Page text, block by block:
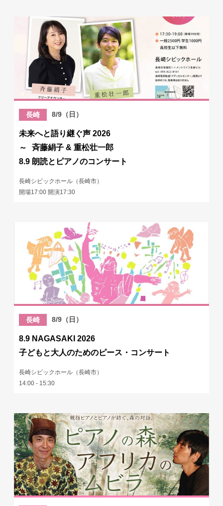
長崎 8/9（日）
未来へと語り継ぐ声 2026
～ 斉藤絹子 & 重松壮一郎
8.9 朗読とピアノのコンサート
長崎シビックホール（長崎市）
開場17:00 開演17:30
長崎 8/9（日）
8.9 NAGASAKI 2026
子どもと大人のためのピース・コンサート
長崎シビックホール（長崎市）
14:00 - 15:30